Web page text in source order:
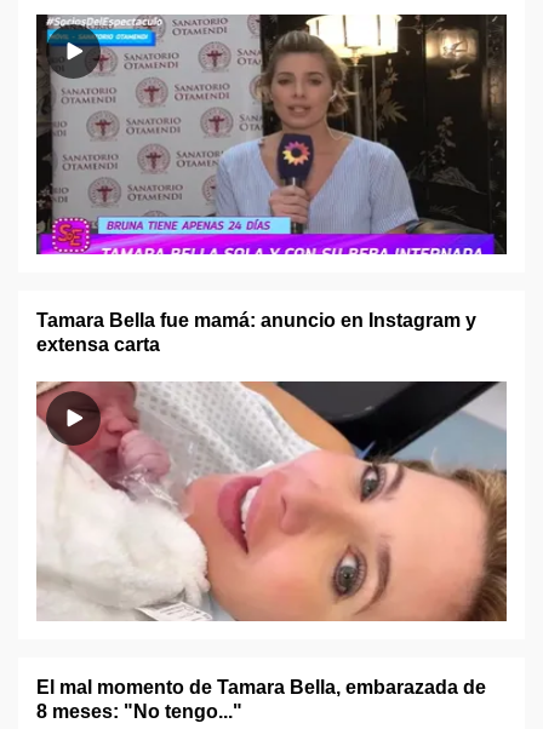
Tamara Bella fue mamá: anuncio en Instagram y
extensa carta
El mal momento de Tamara Bella, embarazada de
8 meses: "No tengo..."